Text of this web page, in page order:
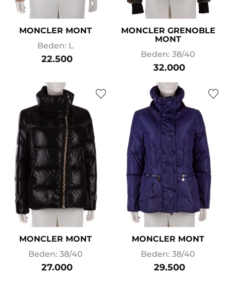
MONCLER MONT
Beden: L
22.500
MONCLER GRENOBLE
MONT
Beden: 38/40
32.000
MONCLER MONT
Beden: 38/40
27.000
MONCLER MONT
Beden: 38/40
29.500